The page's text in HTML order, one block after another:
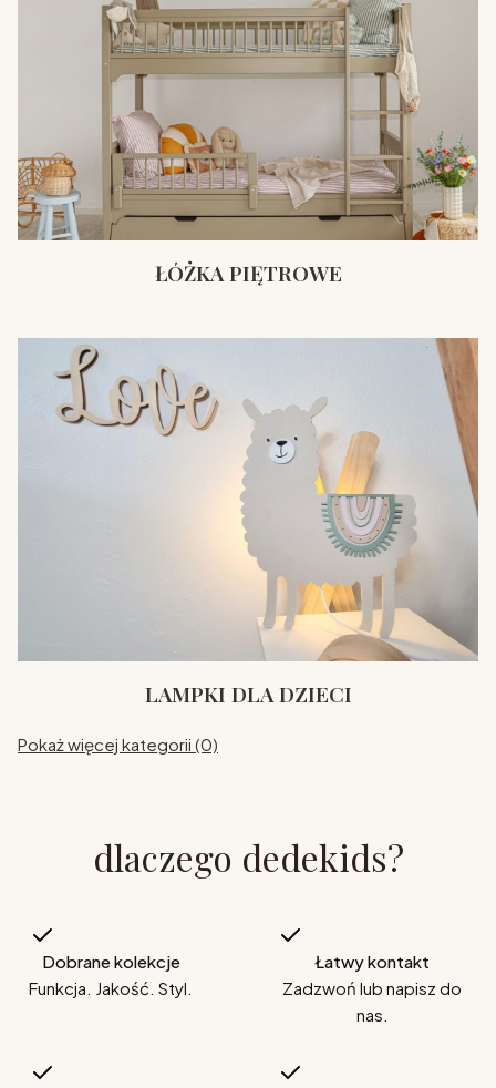
ŁÓŻKA PIĘTROWE
LAMPKI DLA DZIECI
Pokaż więcej kategorii (0)
dlaczego dedekids?
Dobrane kolekcje
Funkcja. Jakość. Styl.
Łatwy kontakt
Zadzwoń lub napisz do
nas.